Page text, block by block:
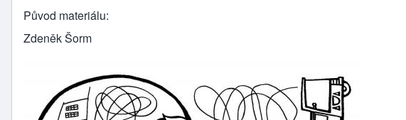
Původ materiálu
Zdeněk Šorm